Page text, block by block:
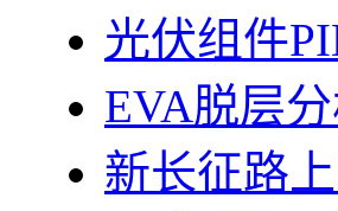
光伏组件
EVA脱层
新长征路